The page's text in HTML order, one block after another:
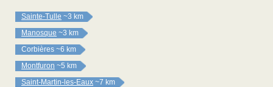
Sainte-Tulle ~3 km
Manosque ~3 km
Corbières ~6 km
Montfuron ~5 km
Saint-Martin-les-Eaux ~7 km